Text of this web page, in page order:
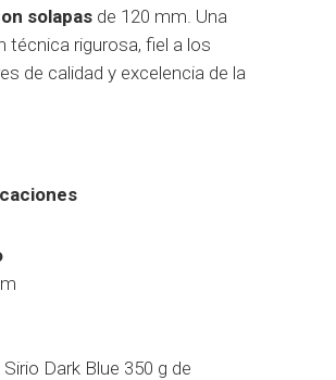
solapas de 120 mm. Una
técnica rigurosa, fiel a los
de calidad y excelencia de la
Dark Blue 350 g de